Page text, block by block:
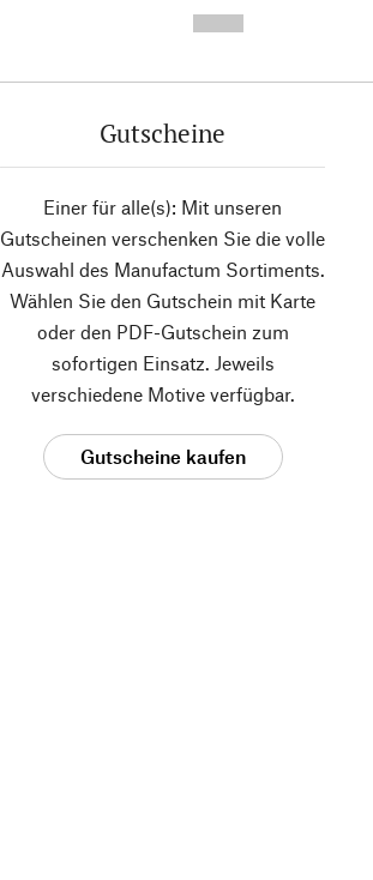
Gutscheine
Einer für alle(s): Mit unseren
Gutscheinen verschenken Sie die volle
Auswahl des Manufactum Sortiments.
Wählen Sie den Gutschein mit Karte
oder den PDF-Gutschein zum
sofortigen Einsatz. Jeweils
verschiedene Motive verfügbar.
Gutscheine kaufen